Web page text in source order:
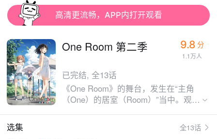
高清更流畅，APP内打开观看
One Room 第二季 9.8 分
1.1万人
已完结, 全13话
《One Room》的舞台，发生在“主角
（One）的居室（Room）”当中。观众
少女展开一段以主角的居室为中心的故
选集
全13话